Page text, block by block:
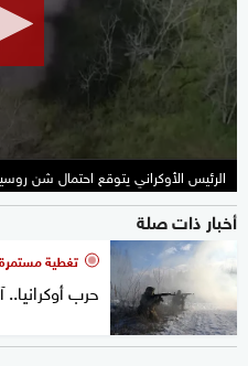
الرئيس الأوكراني يتوقع احتمال شن
أخبار ذات صلة
تغطية مستمرة
حرب